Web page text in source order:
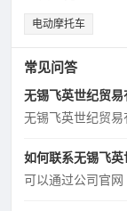
电动摩托车
常见问答
无锡飞英世纪贸易
无锡飞英世纪贸易
如何联系无锡飞英
可以通过公司官